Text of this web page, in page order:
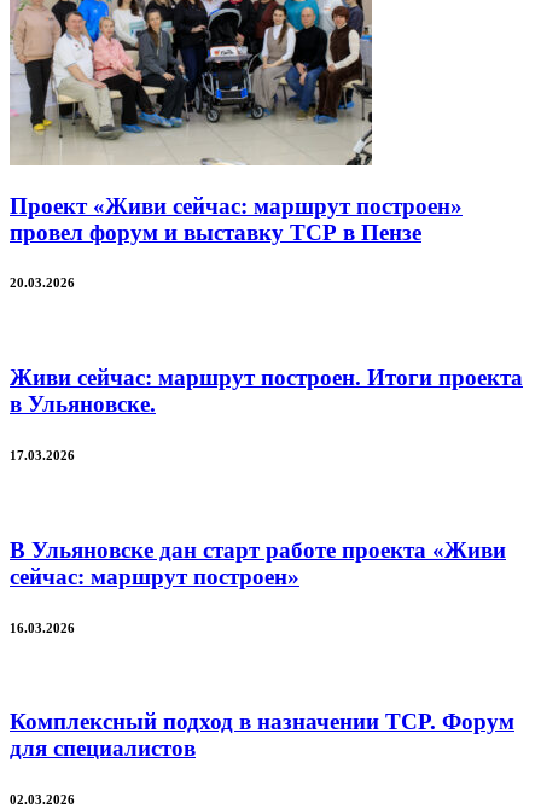
Проект «Живи сейчас: маршрут построен»
провел форум и выставку ТСР в Пензе
20.03.2026
Живи сейчас: маршрут построен. Итоги проекта
в Ульяновске.
17.03.2026
В Ульяновске дан старт работе проекта «Живи
сейчас: маршрут построен»
16.03.2026
Комплексный подход в назначении ТСР. Форум
для специалистов
02.03.2026